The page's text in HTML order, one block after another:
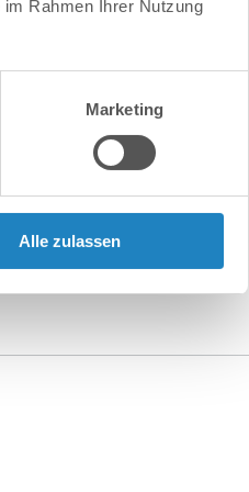
Rahmen Ihrer Nutzung
Marketing
Alle zulassen